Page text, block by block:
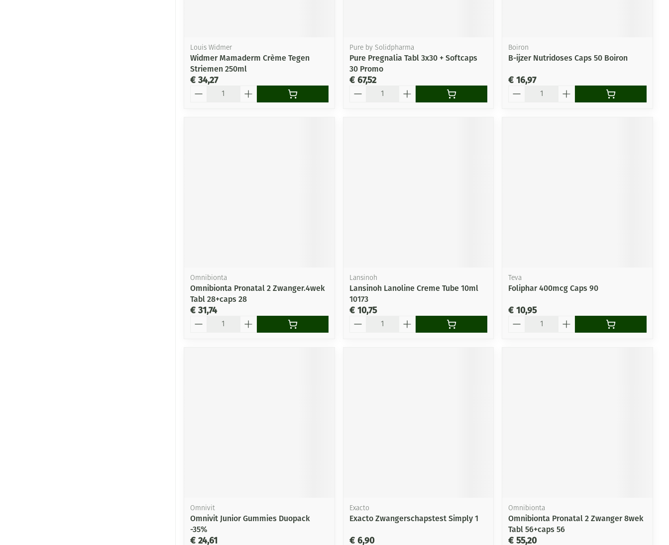
Louis Widmer
Widmer Mamaderm Crème Tegen
Striemen 250ml
€ 34,27
Pure by Solidpharma
Pure Pregnalia Tabl 3x30 + Softcaps
30 Promo
€ 67,52
Boiron
B-ijzer Nutridoses Caps 50 Boiron
€ 16,97
Omnibionta
Omnibionta Pronatal 2 Zwanger.4wek
Tabl 28+caps 28
€ 31,74
Lansinoh
Lansinoh Lanoline Creme Tube 10ml
10173
€ 10,75
Teva
Foliphar 400mcg Caps 90
€ 10,95
Omnivit
Omnivit Junior Gummies Duopack
-35%
€ 24,61
Exacto
Exacto Zwangerschapstest Simply 1
€ 6,90
Omnibionta
Omnibionta Pronatal 2 Zwanger 8wek
Tabl 56+caps 56
€ 55,20